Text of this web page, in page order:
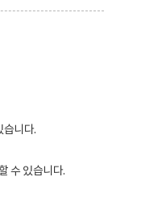
습니다.
수 있습니다.